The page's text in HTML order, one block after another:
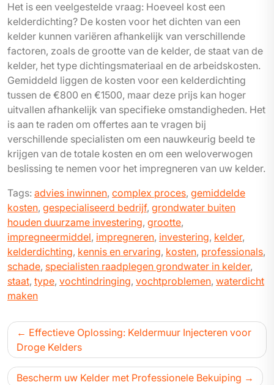
Het is een veelgestelde vraag: Hoeveel kost een
kelderdichting? De kosten voor het dichten van een
kelder kunnen variëren afhankelijk van verschillende
factoren, zoals de grootte van de kelder, de staat van de
kelder, het type dichtingsmateriaal en de arbeidskosten.
Gemiddeld liggen de kosten voor een kelderdichting
tussen de €800 en €1500, maar deze prijs kan hoger
uitvallen afhankelijk van specifieke omstandigheden. Het
is aan te raden om offertes aan te vragen bij
verschillende specialisten om een nauwkeurig beeld te
krijgen van de totale kosten en om een weloverwogen
beslissing te nemen voor het impregneren van uw kelder.
Tags: advies inwinnen, complex proces, gemiddelde
kosten, gespecialiseerd bedrijf, grondwater buiten
houden duurzame investering, grootte,
impregneermiddel, impregneren, investering, kelder,
kelderdichting, kennis en ervaring, kosten, professionals,
schade, specialisten raadplegen grondwater in kelder,
staat, type, vochtindringing, vochtproblemen, waterdicht
maken
Bericht
navigatie
Effectieve Oplossing: Keldermuur Injecteren voor
Droge Kelders
Bescherm uw Kelder met Professionele Bekuiping